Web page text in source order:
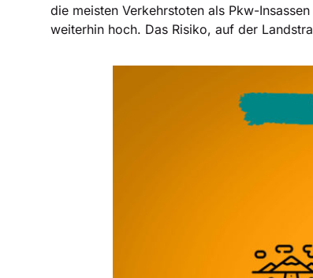
die meisten Verkehrstoten als Pkw-
weiterhin hoch. Das Risiko, auf der